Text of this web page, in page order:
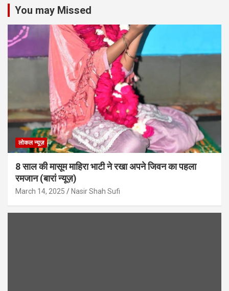
You may Missed
लोकल न्यूज़
8 साल की मासूम माहिरा भाटी ने रखा अपने जिवन का पहला
रमजान (बारां न्यूज़)
March 14, 2025 Nasir Shah Sufi